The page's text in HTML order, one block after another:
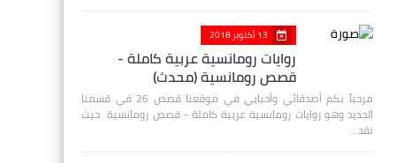
13 أكتوبر 2018
روايات رومانسية عربية كاملة -
قصص رومانسية (محدث)
مرحباً بكم أصدقائي وأحبابي في موقعنا قصص 26 في قسمنا
الجديد وهو روايات رومانسية عربية كاملة - قصص رومانسية حيث
نقد…